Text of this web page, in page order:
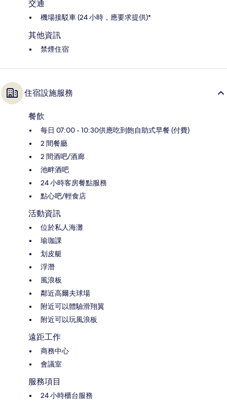
交通
機場接駁車 (24 小時，應要求提供)*
其他資訊
禁煙住宿
住宿設施服務
餐飲
每日 07:00 - 10:30供應吃到飽自助式早餐 (付費)
2 間餐廳
2 間酒吧/酒廊
池畔酒吧
24 小時客房餐點服務
點心吧/輕食店
活動資訊
位於私人海灘
瑜珈課
划皮艇
浮潛
風浪板
鄰近高爾夫球場
附近可以體驗滑翔翼
附近可以玩風浪板
遠距工作
商務中心
會議室
服務項目
24 小時櫃台服務